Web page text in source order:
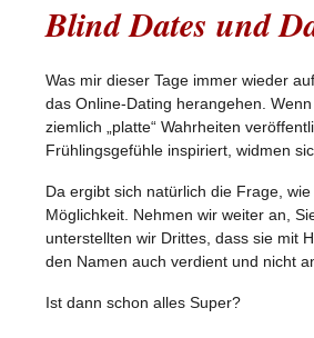
Blind Dates und
Was mir dieser Tage immer wieder
das Online-Dating herangehen.
ziemlich „platte“ Wahrheiten
Frühlingsgefühle inspiriert, widmen
Da ergibt sich natürlich die Frage,
Möglichkeit. Nehmen wir weiter an,
unterstellten wir Drittes, dass sie mit
den Namen auch verdient und nicht
Ist dann schon alles Super?